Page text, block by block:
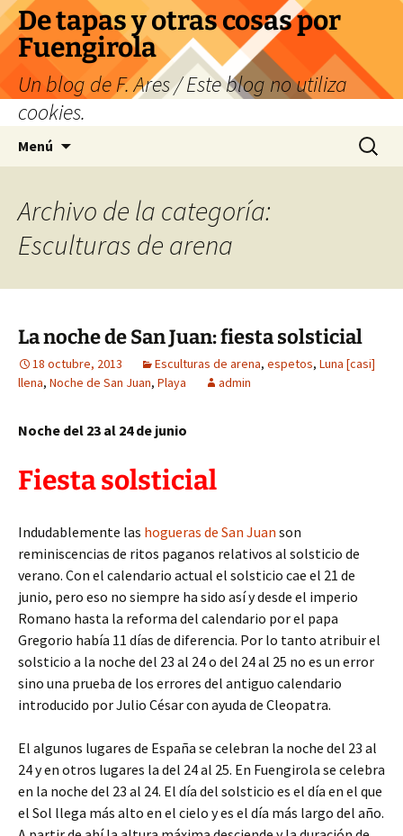
Saltar
al
contenido
De tapas y otras cosas por
Fuengirola
Un blog de F. Ares / Este blog no utiliza
cookies.
Menú Buscar:
Archivo de la categoría:
Esculturas de arena
La noche de San Juan: fiesta solsticial
18 octubre, 2013 Esculturas de arena, espetos, Luna [casi]
llena, Noche de San Juan, Playa admin
Noche del 23 al 24 de junio
Fiesta solsticial
Indudablemente las hogueras de San Juan son
reminiscencias de ritos paganos relativos al solsticio de
verano. Con el calendario actual el solsticio cae el 21 de
junio, pero eso no siempre ha sido así y desde el imperio
Romano hasta la reforma del calendario por el papa
Gregorio había 11 días de diferencia. Por lo tanto atribuir el
solsticio a la noche del 23 al 24 o del 24 al 25 no es un error
sino una prueba de los errores del antiguo calendario
introducido por Julio César con ayuda de Cleopatra.
El algunos lugares de España se celebran la noche del 23 al
24 y en otros lugares la del 24 al 25. En Fuengirola se celebra
en la noche del 23 al 24. El día del solsticio es el día en el que
el Sol llega más alto en el cielo y es el día más largo del año.